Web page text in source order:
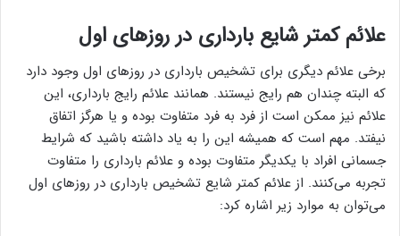
علائم کمتر شایع بارداری در روزهای اول
برخی علائم دیگری برای تشخیص بارداری در روزهای اول وجود دارد
که البته چندان هم رایج نیستند. همانند علائم رایج بارداری، این
علائم نیز ممکن است از فرد به فرد متفاوت بوده و یا هرگز اتفاق
نیفتد. مهم است که همیشه این را به یاد داشته باشید که شرایط
جسمانی افراد با یکدیگر متفاوت بوده و علائم بارداری را متفاوت
تجربه می‌کنند. از علائم کمتر شایع تشخیص بارداری در روزهای اول
می‌توان به موارد زیر اشاره کرد: